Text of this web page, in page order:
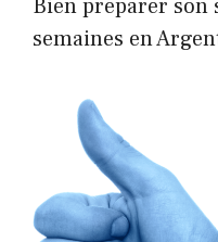
Bien préparer son
semaines en